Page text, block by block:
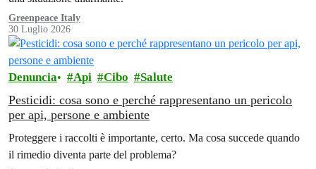
Greenpeace Italy
30 Luglio 2026
Denuncia Api Cibo Salute
Pesticidi: cosa sono e perché rappresentano un pericolo
per api, persone e ambiente
Proteggere i raccolti è importante, certo. Ma cosa succede quando
il rimedio diventa parte del problema?